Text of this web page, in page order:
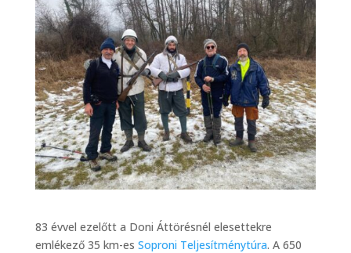
83 évvel ezelőtt a Doni Áttörésnél elesettekre
emlékező 35 km-es Soproni Teljesítménytúra. A 650